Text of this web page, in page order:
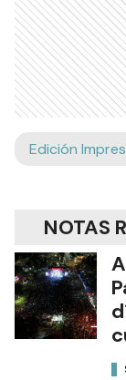
Edición
NOTAS